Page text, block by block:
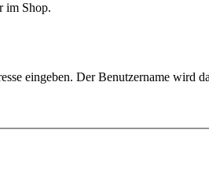
im Shop.
eingeben. Der Benutzername wird